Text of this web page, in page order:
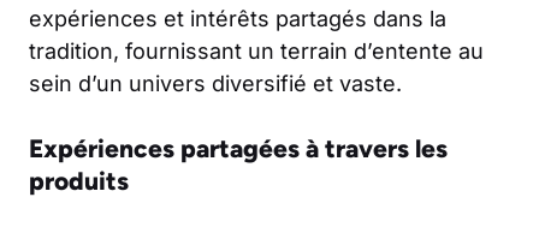
expériences et intérêts partagés dans la
tradition, fournissant un terrain d’entente au
sein d’un univers diversifié et vaste.
Expériences partagées à travers les
produits